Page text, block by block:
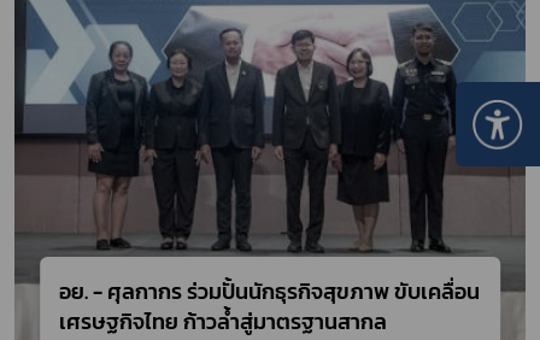
อย. - ศุลกากร ร่วมปั้นนักธุรกิจสุขภาพ ขับเคลื่อน
เศรษฐกิจไทย ก้าวล้ำสู่มาตรฐานสากล